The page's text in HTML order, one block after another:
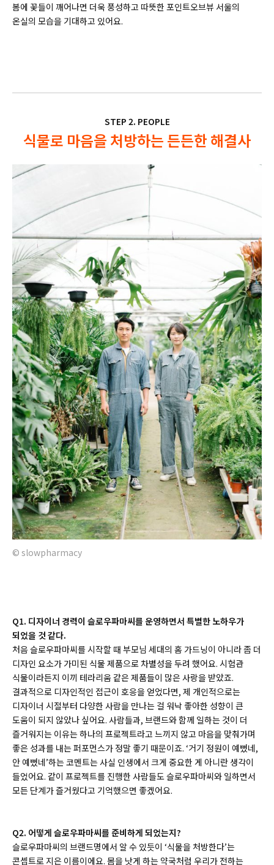
봄에 꽃들이 깨어나면 더욱 풍성하고 따뜻한 포인트오브뷰 서울의
온실의 모습을 기대하고 있어요.
STEP 2. PEOPLE
식물로 마음을 처방하는 든든한 해결사
© slowpharmacy
Q1. 디자이너 경력이 슬로우파마씨를 운영하면서 특별한 노하우가
되었을 것 같다.
처음 슬로우파마씨를 시작할 때 부모님 세대의 홈 가드닝이 아니라 좀 더
디자인 요소가 가미된 식물 제품으로 차별성을 두려 했어요. 시험관
식물이라든지 이끼 테라리움 같은 제품들이 많은 사랑을 받았죠.
결과적으로 디자인적인 접근이 호응을 얻었다면, 제 개인적으로는
디자이너 시절부터 다양한 사람을 만나는 걸 워낙 좋아한 성향이 큰
도움이 되지 않았나 싶어요. 사람들과, 브랜드와 함께 일하는 것이 더
즐거워지는 이유는 하나의 프로젝트라고 느끼지 않고 마음을 맞춰가며
좋은 성과를 내는 퍼포먼스가 정말 좋기 때문이죠. ‘거기 정원이 예뻤네,
안 예뻤네’하는 코멘트는 사실 인생에서 크게 중요한 게 아니란 생각이
들었어요. 같이 프로젝트를 진행한 사람들도 슬로우파마씨와 일하면서
모든 단계가 즐거웠다고 기억했으면 좋겠어요.
Q2. 어떻게 슬로우파마씨를 준비하게 되었는지?
슬로우파마씨의 브랜드명에서 알 수 있듯이 ‘식물을 처방한다’는
콘셉트로 지은 이름이에요. 몸을 낫게 하는 약국처럼 우리가 전하는